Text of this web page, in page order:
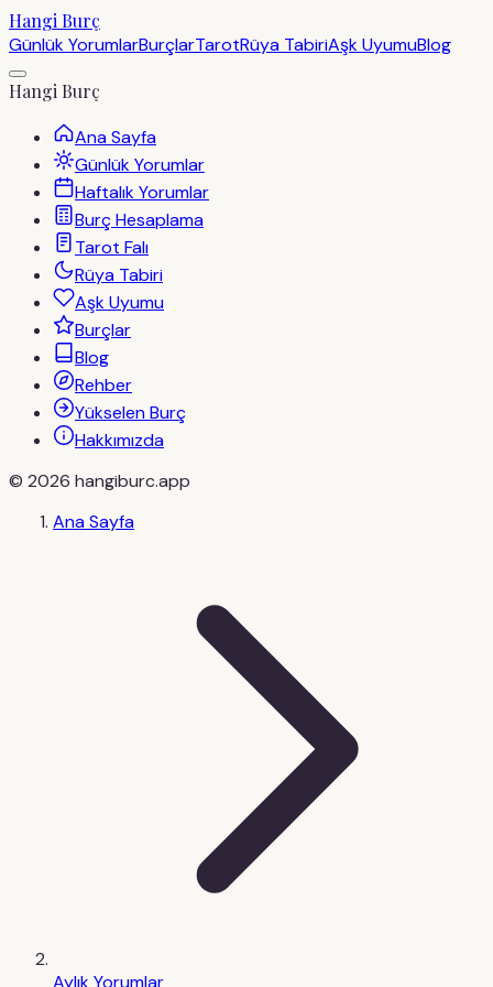
Hangi Burç
Günlük YorumlarBurçlarTarotRüya TabiriAşk UyumuBlog
Hangi Burç
Ana Sayfa
Günlük Yorumlar
Haftalık Yorumlar
Burç Hesaplama
Tarot Falı
Rüya Tabiri
Aşk Uyumu
Burçlar
Blog
Rehber
Yükselen Burç
Hakkımızda
© 2026 hangiburc.app
Ana Sayfa
Aylık Yorumlar